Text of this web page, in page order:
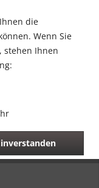
die
Wenn Sie
stehen Ihnen